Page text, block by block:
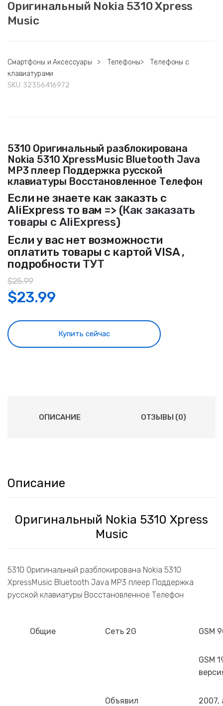
Оригинальный Nokia 5310 Xpress
Music
Смартфоны и Аксессуары > Телефоны>
Телефоны с
клавиатурами
SKU: 32356416972
5310 Оригинальный разблокирована
Nokia 5310 XpressMusic Bluetooth Java
MP3 плеер Поддержка русской
клавиатуры Восстановленное Телефон
Если не знаете как заказть с
AliExpress то вам => (Как заказать
товары с AliExpress)
Если у вас нет возможности
оплатить товары с картой VISA ,
подробности ТУТ
$25.99
$23.99
Купить сейчас
ОПИСАНИЕ ОТЗЫВЫ (0)
Описание
Оригинальный Nokia 5310 Xpress
Music
5310 Оригинальный разблокирована Nokia 5310
XpressMusic Bluetooth Java MP3 плеер Поддержка
русской клавиатуры Восстановленное Телефон
Общие Сеть 2G GSM
GSM
Объявил
2007,